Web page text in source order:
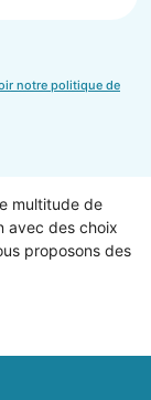
notre politique de
multitude de
avec des choix
proposons des